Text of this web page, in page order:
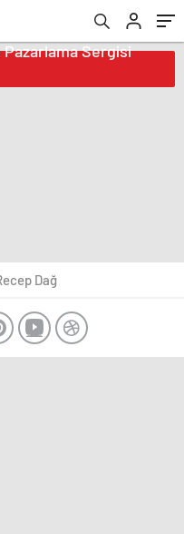
Pazarlama Sergisi
Dağ